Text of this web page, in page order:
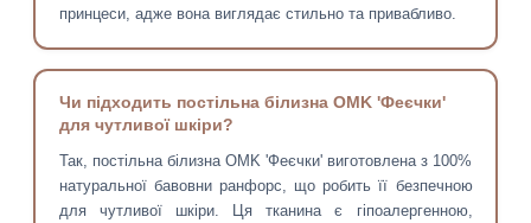
принцеси, адже вона виглядає стильно та привабливо.
Чи підходить постільна білизна OMK 'Феєчки'
для чутливої шкіри?
Так, постільна білизна OMK 'Феєчки' виготовлена з 100%
натуральної бавовни ранфорс, що робить її безпечною
для чутливої шкіри. Ця тканина є гіпоалергенною,